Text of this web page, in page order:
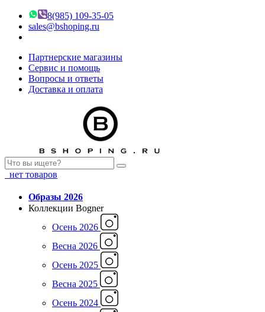
8(985) 109-35-05
sales@bshoping.ru
Партнерские магазины
Сервис и помощь
Вопросы и ответы
Доставка и оплата
нет товаров
Образы 2026
Коллекции Bogner
Осень 2026
Весна 2026
Осень 2025
Весна 2025
Осень 2024